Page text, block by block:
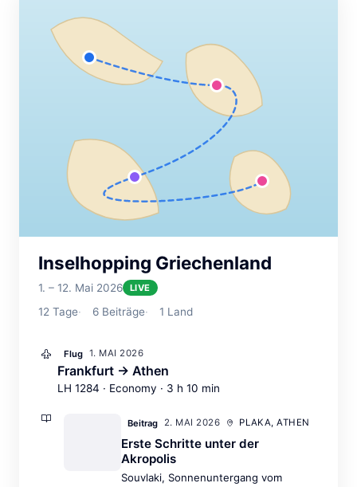
Inselhopping Griechenland
1. – 12. Mai 2026 LIVE
12 Tage 6 Beiträge 1 Land
Flug 1. MAI 2026
Frankfurt → Athen
LH 1284 · Economy · 3 h 10 min
Beitrag 2. MAI 2026 PLAKA, ATHEN
Erste Schritte unter der
Akropolis
Souvlaki, Sonnenuntergang vom